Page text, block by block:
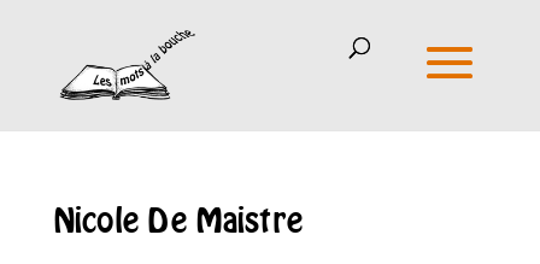
Nicole De Maistre